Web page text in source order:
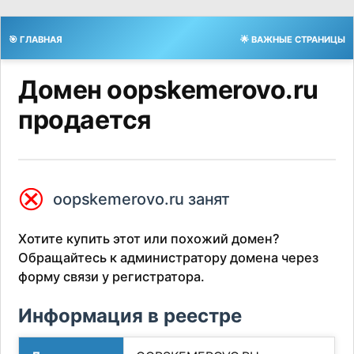
🎯 ГЛАВНАЯ 🌟 ВАЖНЫЕ СТРАНИЦЫ
Домен oopskemerovo.ru
продается
⮿ oopskemerovo.ru занят
Хотите купить этот или похожий домен?
Обращайтесь к администратору домена через
форму связи у регистратора.
Информация в реестре